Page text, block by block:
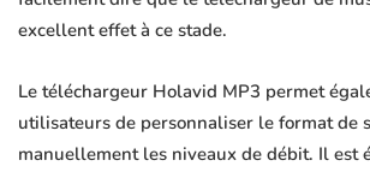
excellent effet à ce stade.
Le téléchargeur Holavid MP3 permet
utilisateurs de personnaliser le format de
manuellement les niveaux de débit. Il est